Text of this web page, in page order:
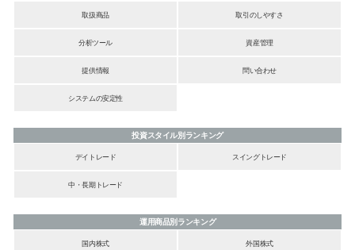
取扱商品 取引のしやすさ
分析ツール 資産管理
提供情報 問い合わせ
システムの安定性
投資スタイル別ランキング
デイトレード
スイングトレード
中・長期トレード
運用商品別ランキング
国内株式
外国株式